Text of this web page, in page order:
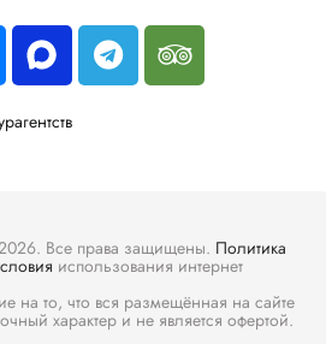
Все права защищены. Политика
использования интернет
то, что вся размещённая на сайте
характер и не является офертой.